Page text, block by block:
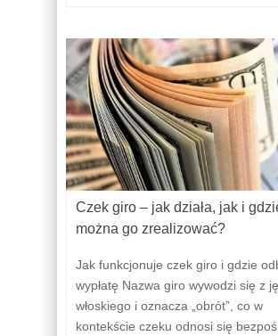
Czek giro – jak działa, jak i
można go zrealizować?
Jak funkcjonuje czek giro i gdzie
wypłatę Nazwa giro wywodzi się z
włoskiego i oznacza „obrót”, co w
kontekście czeku odnosi się